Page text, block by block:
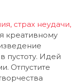
страх неудачи,
креативному
пустоту. Идей
Отпустите